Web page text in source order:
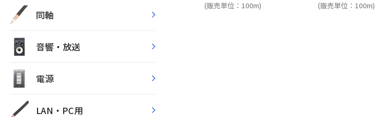
同軸
音響・放送
電源
LAN・PC用
(販売単位：100m) (販売単位：100m)